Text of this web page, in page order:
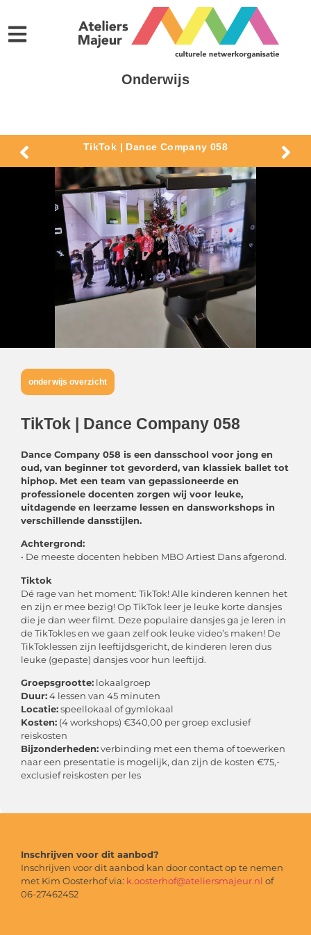
Onderwijs
TikTok | Dance Company 058
onderwijs overzicht
TikTok | Dance Company 058
Dance Company 058 is een dansschool voor jong en
oud, van beginner tot gevorderd, van klassiek ballet tot
hiphop. Met een team van gepassioneerde en
professionele docenten zorgen wij voor leuke,
uitdagende en leerzame lessen en dansworkshops in
verschillende dansstijlen.
Achtergrond:
• De meeste docenten hebben MBO Artiest Dans afgerond.
Tiktok
Dé rage van het moment: TikTok! Alle kinderen kennen het
en zijn er mee bezig! Op TikTok leer je leuke korte dansjes
die je dan weer filmt. Deze populaire dansjes ga je leren in
de TikTokles en we gaan zelf ook leuke video’s maken! De
TikToklessen zijn leeftijdsgericht, de kinderen leren dus
leuke (gepaste) dansjes voor hun leeftijd.
Groepsgrootte: lokaalgroep
Duur:4 lessen van 45 minuten
Locatie:speellokaal of gymlokaal
Kosten: (4 workshops) €340,00 per groep exclusief
reiskosten
Bijzonderheden:verbinding met een thema of toewerken
naar een presentatie is mogelijk, dan zijn de kosten €75,-
exclusief reiskosten per les
Inschrijven voor dit aanbod?
Inschrijven voor dit aanbod kan door contact op te nemen
met Kim Oosterhof via: k.oosterhof@ateliersmajeur.nl of
06-27462452